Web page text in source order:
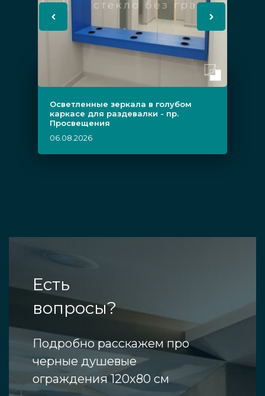
Осветленные зеркала в голубом
каркасе для раздевалки - пр.
Просвещения
06.08.2026
Есть
вопросы?
Подробно расскажем про
черные душевые
ограждения 120х80 см